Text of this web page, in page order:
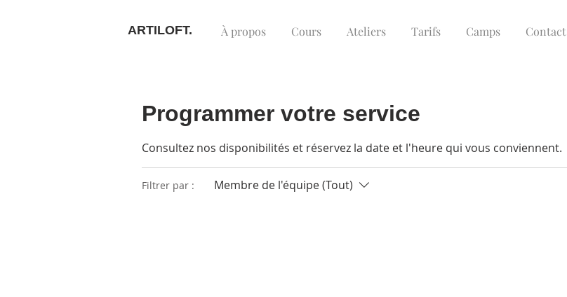
ARTILOFT. À propos Cours Ateliers Tarifs Camps Contact
Programmer votre service
Consultez nos disponibilités et réservez la date et l'heure qui vous conviennent.
Filtrer par : Membre de l'équipe (Tout)